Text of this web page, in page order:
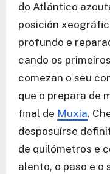
do Atlántico
posición
profundo e
cando os
comezan o seu
que o prepara de
final de Muxía.
desposuírse
de quilómetros e
alento, o paso e o